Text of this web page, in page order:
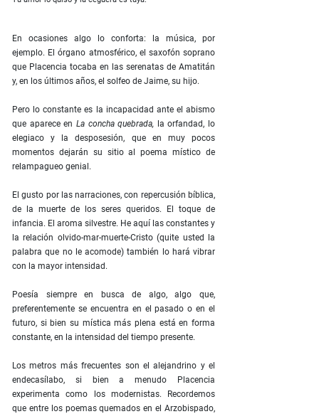
En ocasiones algo lo conforta: la música, por
ejemplo. El órgano atmosférico, el saxofón soprano
que Placencia tocaba en las serenatas de Amatitán
y, en los últimos años, el solfeo de Jaime, su hijo.
Pero lo constante es la incapacidad ante el abismo
que aparece en La concha quebrada, la orfandad, lo
elegiaco y la desposesión, que en muy pocos
momentos dejarán su sitio al poema místico de
relampagueo genial.
El gusto por las narraciones, con repercusión bíblica,
de la muerte de los seres queridos. El toque de
infancia. El aroma silvestre. He aquí las constantes y
la relación olvido-mar-muerte-Cristo (quite usted la
palabra que no le acomode) también lo hará vibrar
con la mayor intensidad.
Poesía siempre en busca de algo, algo que,
preferentemente se encuentra en el pasado o en el
futuro, si bien su mística más plena está en forma
constante, en la intensidad del tiempo presente.
Los metros más frecuentes son el alejandrino y el
endecasílabo, si bien a menudo Placencia
experimenta como los modernistas. Recordemos
que entre los poemas quemados en el Arzobispado,